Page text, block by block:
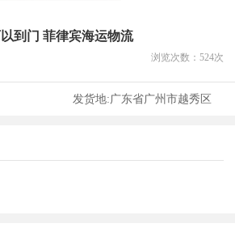
到门 菲律宾海运物流
浏览次数： 524次
发货地:广东省广州市越秀区